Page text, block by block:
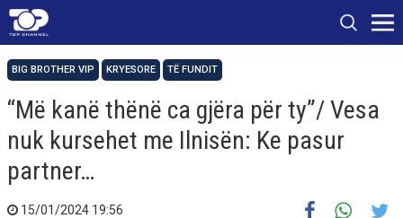
BIG BROTHER VIP KRYESORE TË FUNDIT
“Më kanë thënë ca gjëra për ty”/ Vesa
nuk kursehet me Ilnisën: Ke pasur
partner…
15/01/2024 19:56